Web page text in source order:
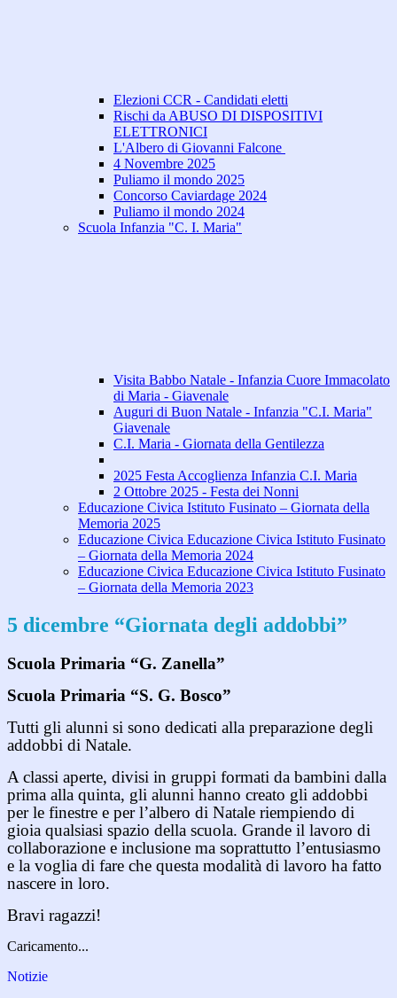
Elezioni CCR - Candidati eletti
Rischi da ABUSO DI DISPOSITIVI
ELETTRONICI
L'Albero di Giovanni Falcone
4 Novembre 2025
Puliamo il mondo 2025
Concorso Caviardage 2024
Puliamo il mondo 2024
Scuola Infanzia "C. I. Maria"
Visita Babbo Natale - Infanzia Cuore Immacolato
di Maria - Giavenale
Auguri di Buon Natale - Infanzia "C.I. Maria"
Giavenale
C.I. Maria - Giornata della Gentilezza
2025 Festa Accoglienza Infanzia C.I. Maria
2 Ottobre 2025 - Festa dei Nonni
Educazione Civica Istituto Fusinato – Giornata della
Memoria 2025
Educazione Civica Educazione Civica Istituto Fusinato
– Giornata della Memoria 2024
Educazione Civica Educazione Civica Istituto Fusinato
– Giornata della Memoria 2023
5 dicembre “Giornata degli addobbi”
Scuola Primaria “G. Zanella”
Scuola Primaria “S. G. Bosco”
Tutti gli alunni si sono dedicati alla preparazione degli
addobbi di Natale.
A classi aperte, divisi in gruppi formati da bambini dalla
prima alla quinta, gli alunni hanno creato gli addobbi
per le finestre e per l’albero di Natale riempiendo di
gioia qualsiasi spazio della scuola. Grande il lavoro di
collaborazione e inclusione ma soprattutto l’entusiasmo
e la voglia di fare che questa modalità di lavoro ha fatto
nascere in loro.
Bravi ragazzi!
Caricamento...
Notizie